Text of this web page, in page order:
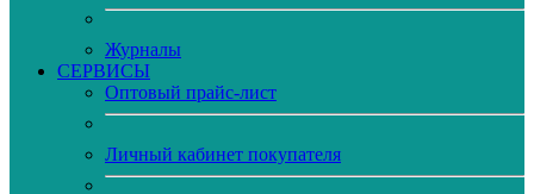
Журналы
CЕРВИСЫ
Оптовый прайс-лист
Личный кабинет покупателя